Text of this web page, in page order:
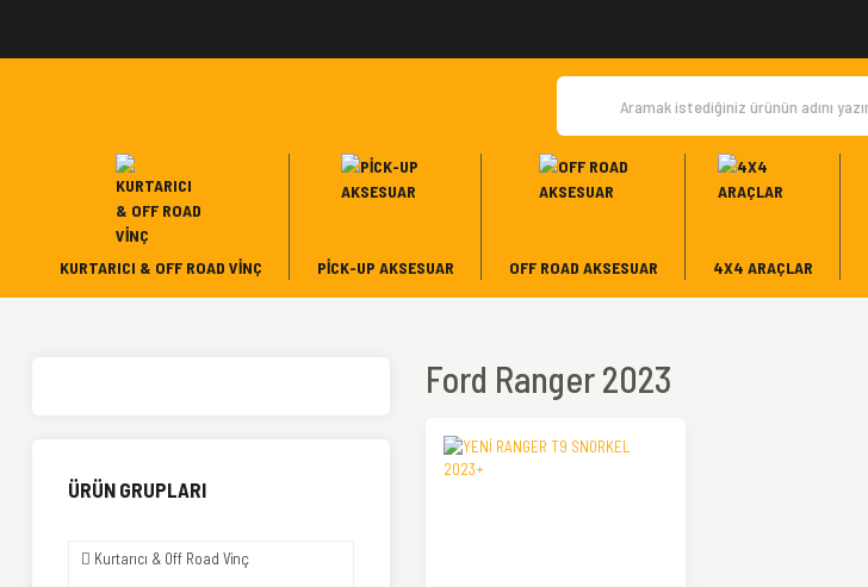
KURTARICI & OFF ROAD VINÇ PICK-UP AKSESUAR OFF ROAD AKSESUAR 4X4 ARAÇLAR
ÜRÜN GRUPLARI
Kurtarıcı & Off Road Vinç
Ford Ranger 2023